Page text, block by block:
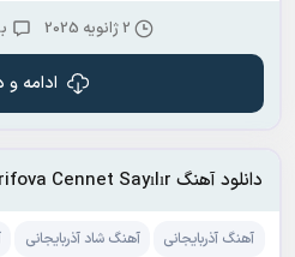
2 ژانویه 2025
ادامه و
دانلود آهنگ Vefa Şerifova Cennet Sayılır
آهنگ آذربایجانی آهنگ شاد آذربایجانی